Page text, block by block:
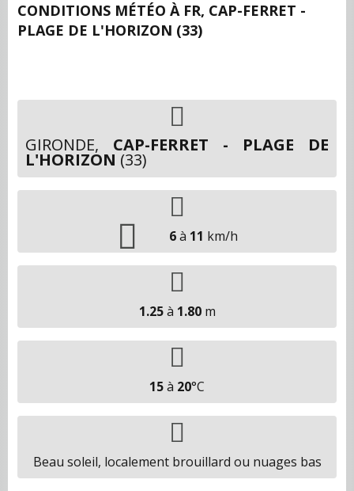
CONDITIONS MÉTÉO À FR, CAP-FERRET -
PLAGE DE L'HORIZON (33)
GIRONDE, CAP-FERRET - PLAGE DE
L'HORIZON (33)
6à 11 km/h
1.25à 1.80m
15à 20°C
Beau soleil, localement brouillard ou nuages bas